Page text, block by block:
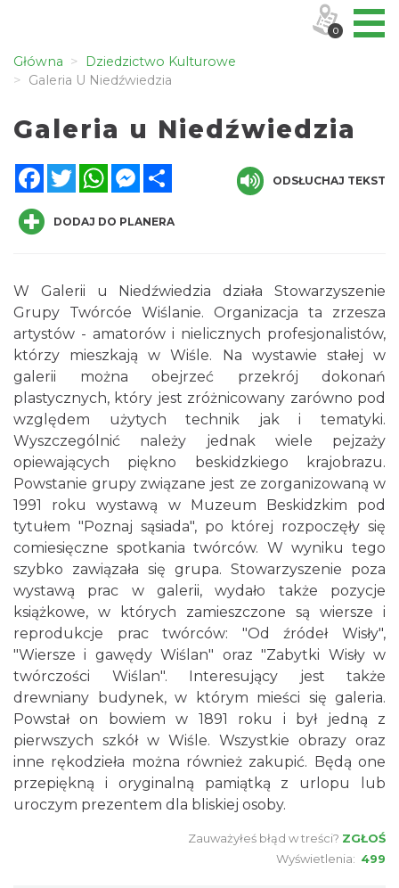
Główna
Dziedzictwo Kulturowe
Galeria U Niedźwiedzia
Galeria u Niedźwiedzia
FacebookTwitterWhatsAppMessenger
ODSŁUCHAJ TEKST
DODAJ DO PLANERA
W Galerii u Niedźwiedzia działa Stowarzyszenie
Grupy Twórcóe Wiślanie. Organizacja ta zrzesza
artystów - amatorów i nielicznych profesjonalistów,
którzy mieszkają w Wiśle. Na wystawie stałej w
galerii można obejrzeć przekrój dokonań
plastycznych, który jest zróżnicowany zarówno pod
względem użytych technik jak i tematyki.
Wyszczególnić należy jednak wiele pejzaży
opiewających piękno beskidzkiego krajobrazu.
Powstanie grupy związane jest ze zorganizowaną w
1991 roku wystawą w Muzeum Beskidzkim pod
tytułem "Poznaj sąsiada", po której rozpoczęły się
comiesięczne spotkania twórców. W wyniku tego
szybko zawiązała się grupa. Stowarzyszenie poza
wystawą prac w galerii, wydało także pozycje
książkowe, w których zamieszczone są wiersze i
reprodukcje prac twórców: "Od źródeł Wisły",
"Wiersze i gawędy Wiślan" oraz "Zabytki Wisły w
twórczości Wiślan". Interesujący jest także
drewniany budynek, w którym mieści się galeria.
Powstał on bowiem w 1891 roku i był jedną z
pierwszych szkół w Wiśle. Wszystkie obrazy oraz
inne rękodzieła można również zakupić. Będą one
przepiękną i oryginalną pamiątką z urlopu lub
uroczym prezentem dla bliskiej osoby.
Zauważyłeś błąd w treści? ZGŁOŚ
Wyświetlenia: 499
0